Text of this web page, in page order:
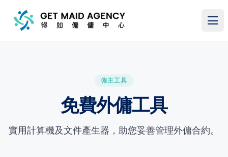
僱主工具
免費外傭工具
實用計算機及文件產生器，助您妥善管理外傭合約。